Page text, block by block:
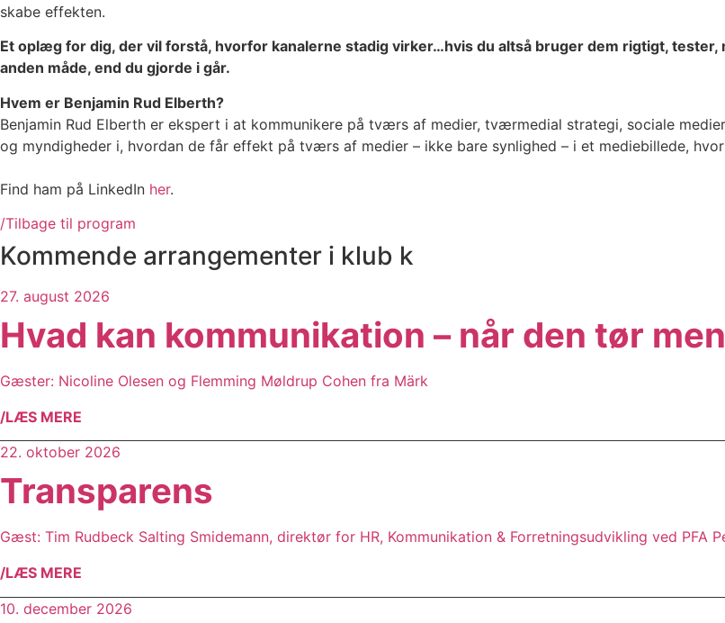
skabe effekten.
Et oplæg for dig, der vil forstå, hvorfor kanalerne stadig virker…hvis du altså bruger dem rigtigt,
anden måde, end du gjorde i går.
Hvem er Benjamin Rud Elberth?
Benjamin Rud Elberth er ekspert i at kommunikere på tværs af medier, tværmedial strategi, sociale
og myndigheder i, hvordan de får effekt på tværs af medier – ikke bare synlighed – i et mediebillede,
Find ham på LinkedIn her.
/Tilbage til program
Kommende arrangementer i klub k
27. august 2026
Hvad kan kommunikation – når den tør
Gæster: Nicoline Olesen og Flemming Møldrup Cohen fra Märk
/LÆS MERE
22. oktober 2026
Transparens
Gæst: Tim Rudbeck Salting Smidemann, direktør for HR, Kommunikation & Forretningsudvikling ved PFA
/LÆS MERE
10. december 2026